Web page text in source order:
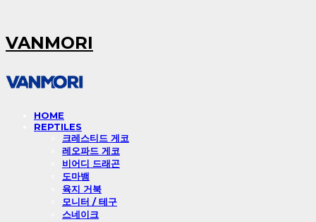
VANMORI
HOME
REPTILES
크레스티드 게코
레오파드 게코
비어디 드래곤
도마뱀
육지 거북
모니터 / 테구
스네이크